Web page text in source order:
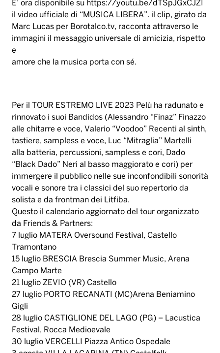
Per il TOUR ESTREMO LIVE 2023 Pelù ha radunato e
rinnovato i suoi Bandidos (Alessandro “Finaz” Finazzo
alle chitarre e voce, Valerio “Voodoo” Recenti al sinth,
tastiere, sampless e voce, Luc “Mitraglia” Martelli
vocali e sonore tra i classici del suo repertorio da
solista e da frontman dei Litfiba.
Questo il calendario aggiornato del tour organizzato
da Friends & Partners:
7 luglio MATERA Oversound Festival, Castello
Tramontano
15 luglio BRESCIA Brescia Summer Music, Arena
Campo Marte
21 luglio ZEVIO (VR) Castello
27 luglio PORTO RECANATI (MC)Arena Beniamino
Gigli
28 luglio CASTIGLIONE DEL LAGO (PG) – Lacustica
Festival, Rocca Medioevale
30 luglio VERCELLI Piazza Antico Ospedale
3 agosto VILLA LAGARINA (TN) Castelfolk
7 agosto Tortoreto (TE) Piazza Olimpia
9 agosto ASIAGO (VI) Asiago, Piazza Cairoli
11 agosto FOLLONICA (GR) Follonica Summer Nights,
Parco Centrale
13 agosto ALGHERO (SS) Anfiteatro Ivan Graziani
16 agosto NOTO (SR) Scalinata Della Cattedrale